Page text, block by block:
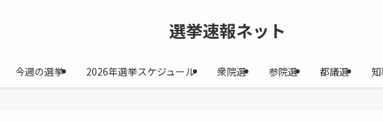
選挙速報ネット
今週の選挙 2026年選挙スケジュール 衆院選 参院選 都議選